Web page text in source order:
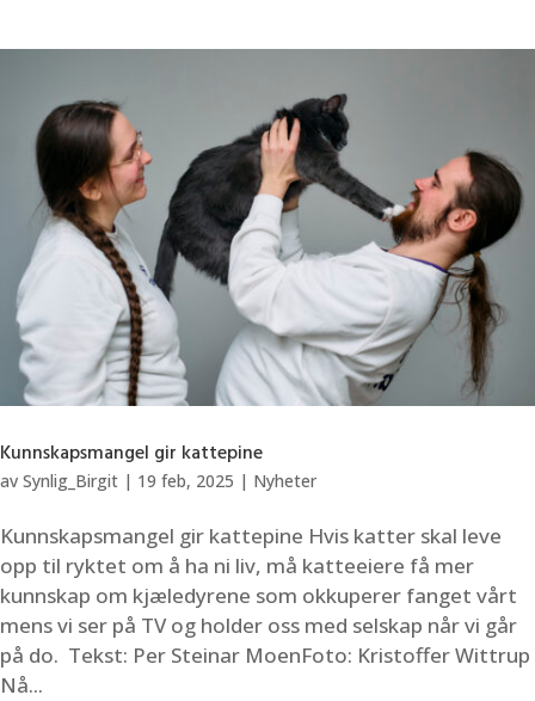
Kunnskapsmangel gir kattepine
av Synlig_Birgit | 19 feb, 2025 | Nyheter
Kunnskapsmangel gir kattepine Hvis katter skal leve
opp til ryktet om å ha ni liv, må katteeiere få mer
kunnskap om kjæledyrene som okkuperer fanget vårt
mens vi ser på TV og holder oss med selskap når vi går
på do. Tekst: Per Steinar MoenFoto: Kristoffer Wittrup
Nå...